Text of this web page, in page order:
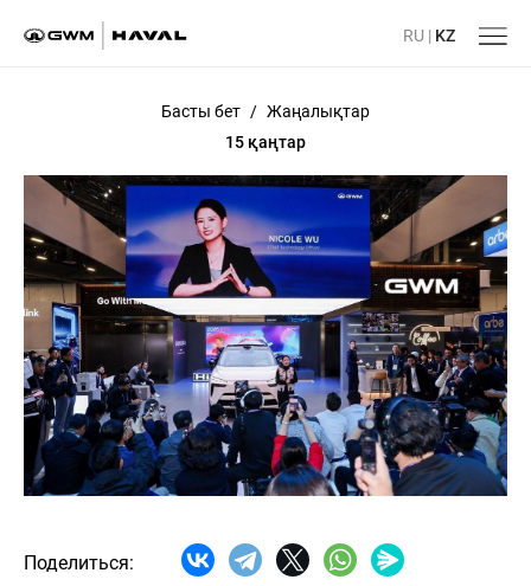
RU | KZ
Басты бет / Жаңалықтар
15 қаңтар
Поделиться: